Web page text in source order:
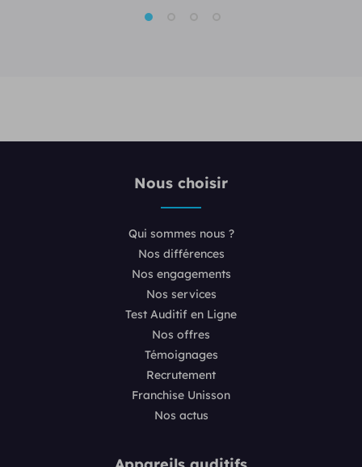
Nous choisir
Qui sommes nous ?
Nos différences
Nos engagements
Nos services
Test Auditif en Ligne
Nos offres
Témoignages
Recrutement
Franchise Unisson
Nos actus